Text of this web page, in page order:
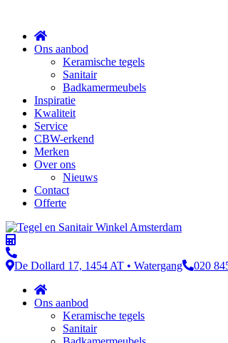
Ons aanbod
Keramische tegels
Sanitair
Badkamermeubels
Inspiratie
Kwaliteit
Service
CBW-erkend
Merken
Over ons
Nieuws
Contact
Offerte
De Dollard 17, 1454 AT • Watergang 020
Ons aanbod
Keramische tegels
Sanitair